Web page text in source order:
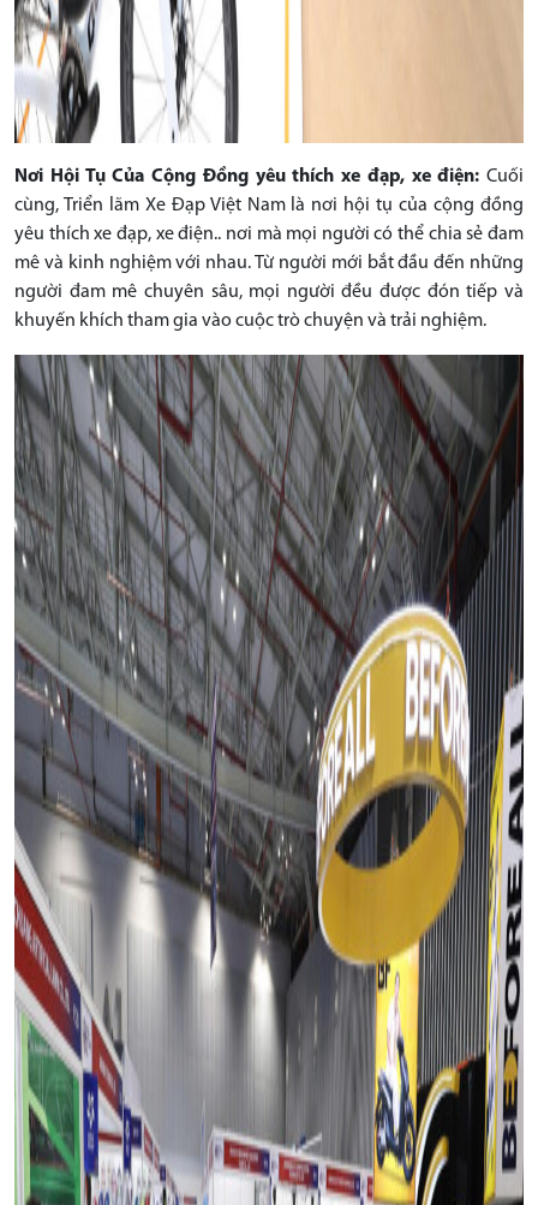
Nơi Hội Tụ Của Cộng Đồng yêu thích xe đạp, xe điện: Cuối
cùng, Triển lãm Xe Đạp Việt Nam là nơi hội tụ của cộng đồng
yêu thích xe đạp, xe điện.. nơi mà mọi người có thể chia sẻ đam
mê và kinh nghiệm với nhau. Từ người mới bắt đầu đến những
người đam mê chuyên sâu, mọi người đều được đón tiếp và
khuyến khích tham gia vào cuộc trò chuyện và trải nghiệm.